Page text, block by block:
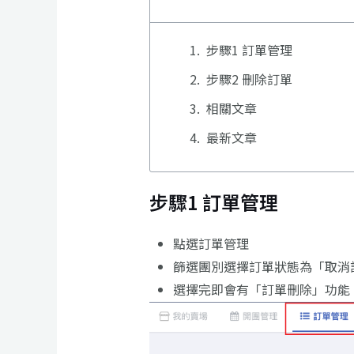
步驟1 訂單管理
步驟2 刪除訂單
相關文章
最新文章
步驟1 訂單管理
點選訂單管理
篩選團別選擇訂單狀態為「取消
選擇完即會有「訂單刪除」功能